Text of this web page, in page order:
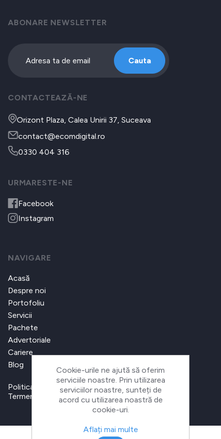
ABONARE NEWSLETTER
Cauta
CONTACTEAZĂ-NE
Orizont Plaza, Calea Unirii 37, Suceava
contact@ecomdigital.ro
0330 404 316
URMARESTE-NE
Facebook
Instagram
NAVIGARE
Acasă
Despre noi
Portofoliu
Servicii
Pachete
Advertoriale
Cariere
Blog
Politica de confidențialitate
Termeni și condiții
Cookie-urile ne ajută să oferim
serviciile noastre. Prin utilizarea
serviciilor noastre, sunteți de
acord cu utilizarea noastră de
cookie-uri.
Aflați mai multe